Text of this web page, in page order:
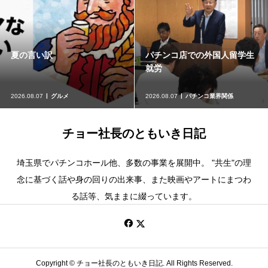
麻布十番『まつ勘』
2026.08.05 グルメ
映画『ルートヴィヒ』
2026.08.05 映画、ドラマ
チョー社長のともいき日記
埼玉県でパチンコホール他、多数の事業を展開中。 "共生"の理
念に基づく話や身の回りの出来事、また映画やアートにまつわ
る話等、気ままに綴っています。
Copyright ©チョー社長のともいき日記. All Rights Reserved.